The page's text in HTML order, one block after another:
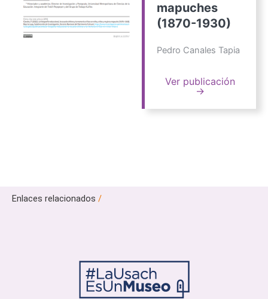
mapuches
(1870-1930)
Pedro Canales Tapia
Ver publicación
→
Enlaces relacionados /